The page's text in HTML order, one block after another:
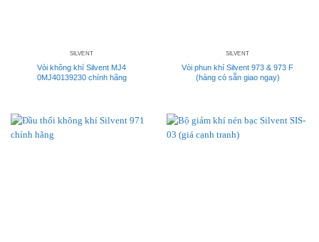
SILVENT
Vòi không khí Silvent MJ4
0MJ40139230 chính hãng
SILVENT
Vòi phun khí Silvent 973 & 973 F
(hàng có sẵn giao ngay)